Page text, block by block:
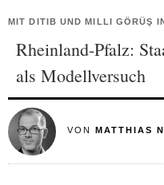
MIT DITIB UND MILLI GÖRÜŞ
Rheinland-Pfalz:
als Modellversuch
VON MATTHIAS